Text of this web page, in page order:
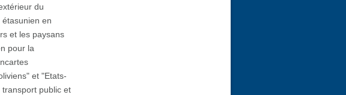
du
en
et les paysans
pour la
et "Etats-
public et